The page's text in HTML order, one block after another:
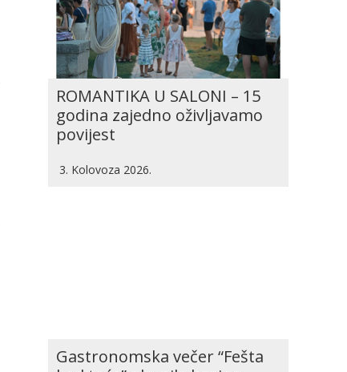
ROMANTIKA U SALONI – 15
godina zajedno oživljavamo
povijest
3. Kolovoza 2026.
Gastronomska večer “Fešta